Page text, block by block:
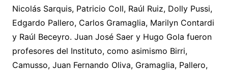
Nicolás Sarquis, Patricio Coll, Raúl Ruiz, Dolly Pussi,
Edgardo Pallero, Carlos Gramaglia, Marilyn Contardi
y Raúl Beceyro. Juan José Saer y Hugo Gola fueron
profesores del Instituto, como asimismo Birri,
Camusso, Juan Fernando Oliva, Gramaglia, Pallero,